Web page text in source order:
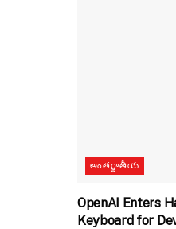
అంతర్జాతీయ
OpenAI Enters
Keyboard for